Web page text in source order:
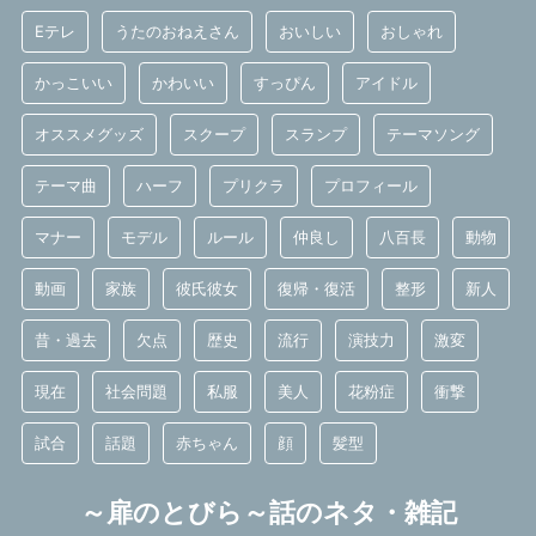
Eテレ うたのおねえさん おいしい おしゃれ
かっこいい かわいい すっぴん アイドル
オススメグッズ スクープ スランプ テーマソング
テーマ曲 ハーフ プリクラ プロフィール
マナー モデル ルール 仲良し 八百長 動物
動画 家族 彼氏彼女 復帰・復活 整形 新人
昔・過去 欠点 歴史 流行 演技力 激変
現在 社会問題 私服 美人 花粉症 衝撃
試合 話題 赤ちゃん 顔 髪型
～扉のとびら～話のネタ・雑記